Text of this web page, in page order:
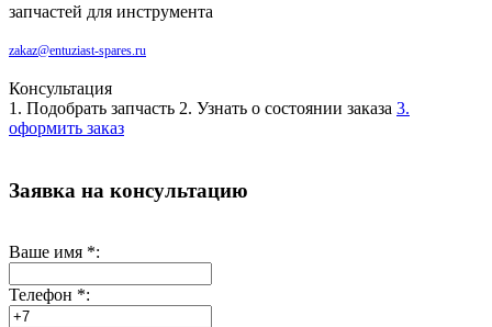
запчастей для инструмента
zakaz@entuziast-spares.ru
Консультация
1. Подобрать запчасть 2. Узнать о состоянии заказа 3.
оформить заказ
Заявка на консультацию
Ваше имя *:
Телефон *: